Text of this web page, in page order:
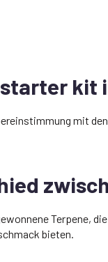
starter
mit
Terpene,
bieten.